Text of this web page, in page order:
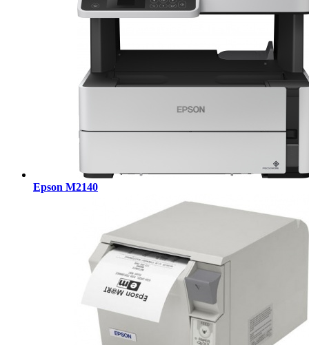
Epson M2140